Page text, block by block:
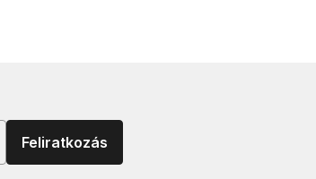
Feliratkozás